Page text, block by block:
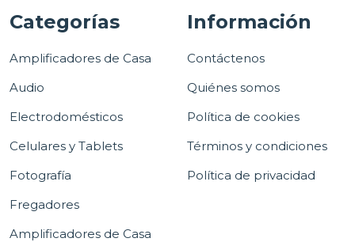
Categorías
Amplificadores de Casa
Audio
Electrodomésticos
Celulares y Tablets
Fotografía
Fregadores
Amplificadores de Casa
Información
Contáctenos
Quiénes somos
Política de cookies
Términos y condiciones
Política de privacidad